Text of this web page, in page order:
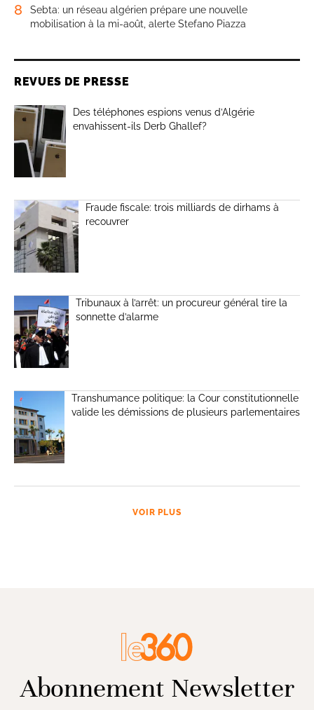
8
Sebta: un réseau algérien prépare une nouvelle
mobilisation à la mi-août, alerte Stefano Piazza
REVUES DE PRESSE
Des téléphones espions venus d’Algérie
envahissent-ils Derb Ghallef?
Fraude fiscale: trois milliards de dirhams à
recouvrer
Tribunaux à l’arrêt: un procureur général tire la
sonnette d’alarme
Transhumance politique: la Cour constitutionnelle
valide les démissions de plusieurs parlementaires
VOIR PLUS
Abonnement Newsletter